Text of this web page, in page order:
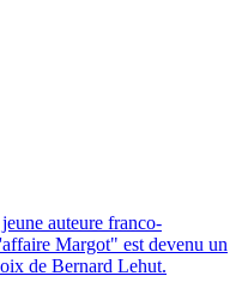
auteure franco-
Margot" est devenu un
de Bernard Lehut.